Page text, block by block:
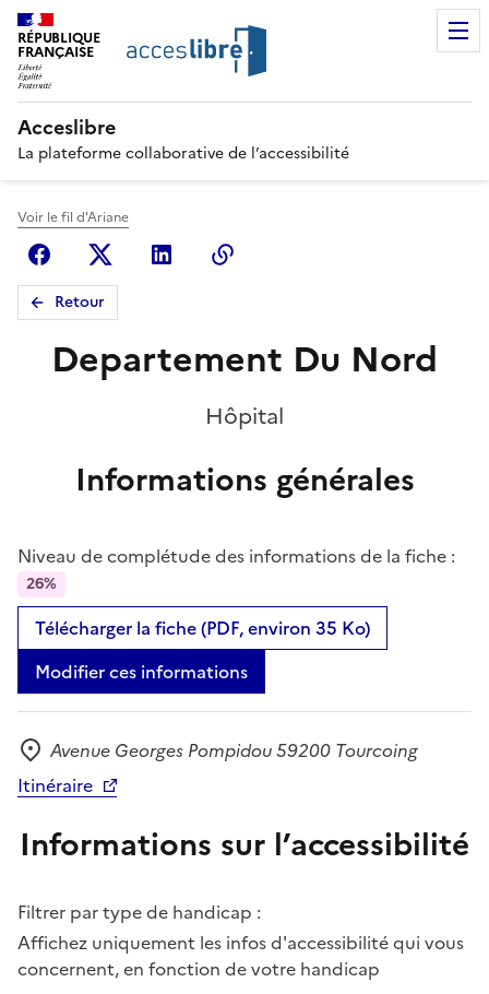
RÉPUBLIQUE
FRANÇAISE
Acceslibre
La plateforme collaborative de l’accessibilité
Voir le fil d'Ariane
FacebookX (anciennement Twitter)
Linkedin
Retour
Departement Du Nord
Hôpital
Informations générales
Niveau de complétude des informations de la fiche :
26%
Télécharger la fiche (PDF, environ 35 Ko)
Modifier ces informations
Adresse
Avenue Georges Pompidou 59200 Tourcoing
Itinéraire
Informations sur l’accessibilité
Filtrer par type de handicap :
Affichez uniquement les infos d'accessibilité qui vous
concernent, en fonction de votre handicap